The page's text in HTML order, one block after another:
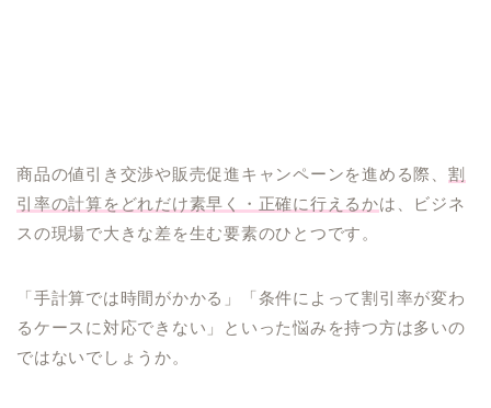
商品の値引き交渉や販売促進キャンペーンを進める際、 割
引率の計算をどれだけ素早く・正確に行えるかは、ビジネ
スの現場で大きな差を生む要素のひとつです。
「手計算では時間がかかる」「条件によって割引率が変わ
るケースに対応できない」といった悩みを持つ方は多いの
ではないでしょうか。